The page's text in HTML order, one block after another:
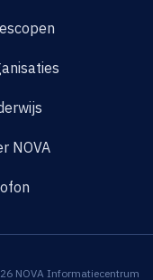
NOVA
NOVA Informatiecentrum